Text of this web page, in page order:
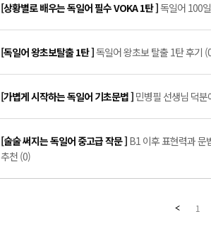
[상황별로 배우는 독일어 필수 VOKA 1탄 ]독일어 100
[독일어 왕초보탈출 1탄 ]독일어 왕초보 탈출 1탄 후기
[가볍게 시작하는 독일어 기초문법 ] 민병필 선생님 덕
[술술 써지는 독일어 중고급 작문 ] B1 이후 표현력과 문
추천 (0)
1